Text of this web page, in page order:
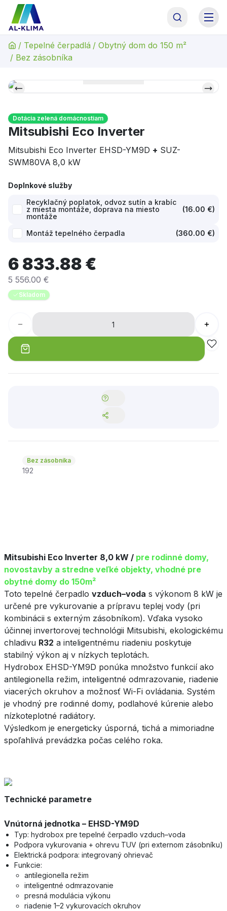
/ Tepelné čerpadlá / Obytný dom do 150 m²
/ Bez zásobníka
Dotácia zelená domácnostiam
Mitsubishi Eco Inverter
Mitsubishi Eco Inverter EHSD-YM9D + SUZ-
SWM80VA 8,0 kW
Doplnkové služby
Recyklačný poplatok, odvoz sutín a krabíc
z miesta montáže, doprava na miesto
montáže
(16.00 €)
Montáž tepelného čerpadla (360.00 €)
6 833.88 €
5 556.00 €
Skladom
Bez zásobníka
192
Mitsubishi Eco Inverter 8,0 kW / pre rodinné domy,
novostavby a stredne veľké objekty, vhodné pre
obytné domy do 150m²
Toto tepelné čerpadlo vzduch–voda s výkonom 8 kW je
určené pre vykurovanie a prípravu teplej vody (pri
kombinácii s externým zásobníkom). Vďaka vysoko
účinnej invertorovej technológii Mitsubishi, ekologickému
chladivu R32 a inteligentnému riadeniu poskytuje
stabilný výkon aj v nízkych teplotách.
Hydrobox EHSD-YM9D ponúka množstvo funkcií ako
antilegionella režim, inteligentné odmrazovanie, riadenie
viacerých okruhov a možnosť Wi-Fi ovládania. Systém
je vhodný pre rodinné domy, podlahové kúrenie alebo
nízkoteplotné radiátory.
Výsledkom je energeticky úsporná, tichá a mimoriadne
spoľahlivá prevádzka počas celého roka.
Technické parametre
Vnútorná jednotka – EHSD-YM9D
Typ: hydrobox pre tepelné čerpadlo vzduch–voda
Podpora vykurovania + ohrevu TUV (pri externom zásobníku)
Elektrická podpora: integrovaný ohrievač
Funkcie:
antilegionella režim
inteligentné odmrazovanie
presná modulácia výkonu
riadenie 1–2 vykurovacích okruhov
AL-KLIMA Asistent
Online · odpoviem hneď
AL
Dobrý deň! Som asistent AL-KLIMA. Pomôžem Vám
s výberom technológie, alebo Vás spojím priamo s
začneme?